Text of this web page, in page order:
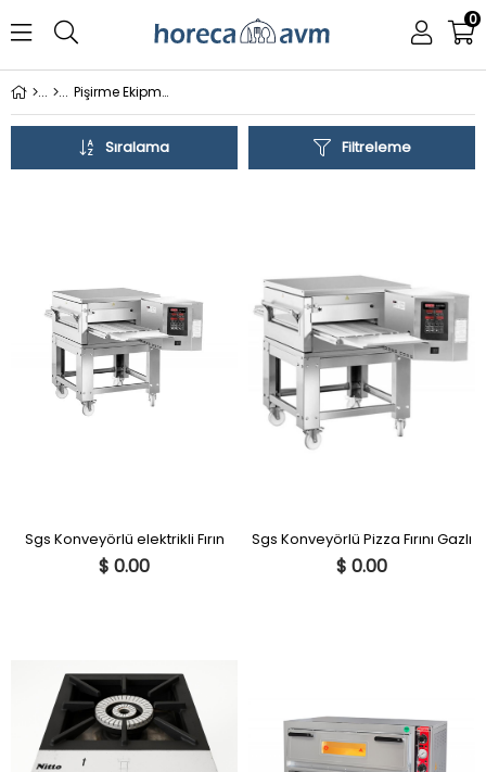
0
Pişirme Ekipmanları
Filtreleme
Sıralama
Sgs Konveyörlü elektrikli Fırın
$ 0.00
Sgs Konveyörlü Pizza Fırını Gazlı
$ 0.00